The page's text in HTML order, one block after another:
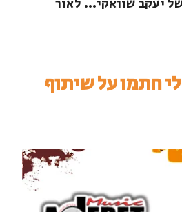
יעקב שוואקי... לאור
חתמו על שיתוף